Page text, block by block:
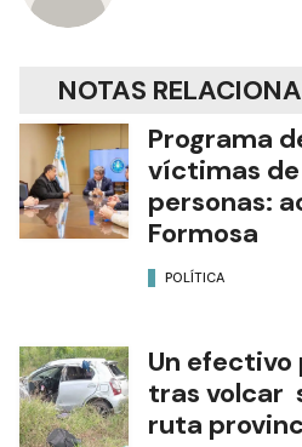
NOTAS
Programa
víctimas
personas:
Formosa
POLÍTICA
Un
tras volcar
ruta